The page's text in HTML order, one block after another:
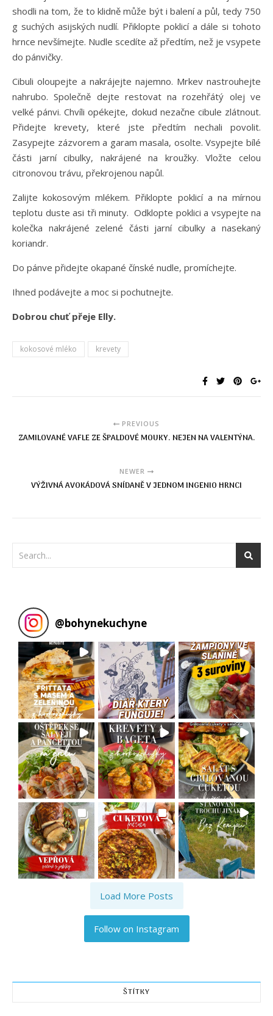
shodli na tom, že to klidně může být i balení a půl, tedy 750
g suchých asijských nudlí. Přiklopte poklicí a dále si tohoto
hrnce nevšímejte. Nudle scedíte až předtím, než je vsypete
do pánvičky.
Cibuli oloupejte a nakrájejte najemno. Mrkev nastrouhejte
nahrubo. Společně dejte restovat na rozehřátý olej ve
velké pánvi. Chvíli opékejte, dokud nezačne cibule zlátnout.
Přidejte krevety, které jste předtím nechali povolit.
Zasypejte zázvorem a garam masala, osolte. Vsypejte bílé
části jarní cibulky, nakrájené na kroužky. Vložte celou
citronovou trávu, překrojenou napůl.
Zalijte kokosovým mlékem. Přiklopte poklicí a na mírnou
teplotu duste asi tři minuty. Odklopte poklici a vsypejte na
kolečka nakrájené zelené části jarní cibulky a nasekaný
koriandr.
Do pánve přidejte okapané čínské nudle, promíchejte.
Ihned podávejte a moc si pochutnejte.
Dobrou chuť přeje Elly.
kokosové mléko krevety
PREVIOUS
ZAMILOVANÉ VAFLE ZE ŠPALDOVÉ MOUKY. NEJEN NA VALENTÝNA.
NEWER
VÝŽIVNÁ AVOKÁDOVÁ SNÍDANĚ V JEDNOM INGENIO HRNCI
@bohynekuchyne
Load More Posts
Follow on Instagram
ŠTÍTKY